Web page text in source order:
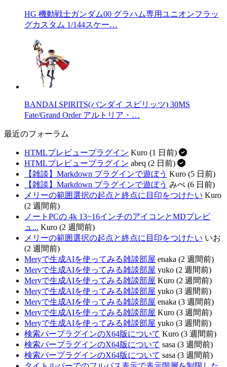
HG 機動戦士ガンダム00 グラハム専用ユニオンフラッ
グカスタム 1/144スケー…
BANDAI SPIRITS(バンダイ スピリッツ) 30MS
Fate/Grand Order アルトリア・…
最近のフォーラム
HTMLプレビュープラグイン Kuro (1 日前)
HTMLプレビュープラグイン abeq (2 日前)
【雑談】Markdown プラグインで遊ぼう Kuro (5 日前)
【雑談】Markdown プラグインで遊ぼう みぺ (6 日前)
メリーの範囲選択の起点と終点に目印をつけたい Kuro
(2 週間前)
ノートPCの 4k 13~16インチのアイコンとMDプレビ
ュ... Kuro (2 週間前)
メリーの範囲選択の起点と終点に目印をつけたい いお
(2 週間前)
Meryで生成AIを使ってみる雑談部屋 enaka (2 週間前)
Meryで生成AIを使ってみる雑談部屋 yuko (2 週間前)
Meryで生成AIを使ってみる雑談部屋 Kuro (2 週間前)
Meryで生成AIを使ってみる雑談部屋 yuko (3 週間前)
Meryで生成AIを使ってみる雑談部屋 enaka (3 週間前)
Meryで生成AIを使ってみる雑談部屋 Kuro (3 週間前)
Meryで生成AIを使ってみる雑談部屋 yuko (3 週間前)
検索バープラグインのX64版について Kuro (3 週間前)
検索バープラグインのX64版について sasa (3 週間前)
検索バープラグインのX64版について sasa (3 週間前)